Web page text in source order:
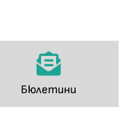
Бюлетини